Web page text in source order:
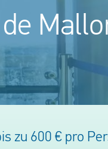
zu 600 € pro